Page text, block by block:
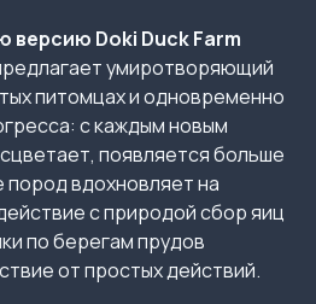
Doki Duck Farm
умиротворяющий
питомцах и одновременно
с каждым новым
появляется больше
пород вдохновляет на
с природой сбор яиц
по берегам прудов
от простых действий.